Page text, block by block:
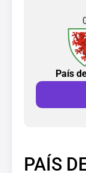
País
PAÍS